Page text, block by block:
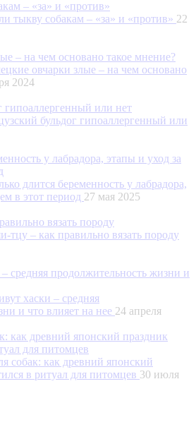
тыкву собакам – «за» и «против» 22
овчарки злые – на чем основано
2024
бульдог гипоаллергенный или
длится беременность у лабрадора,
в этот период 27 мая 2025
тцу – как правильно вязать породу
хаски – средняя
и что влияет на нее 24 апреля
собак: как древний японский
в ритуал для питомцев 30 июля